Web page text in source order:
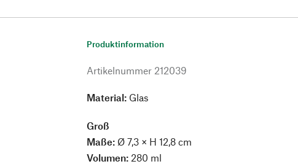
Produktinformation
Artikelnummer 212039
Material: Glas
Groß
Maße: Ø 7,3 × H 12,8 cm
Volumen: 280 ml